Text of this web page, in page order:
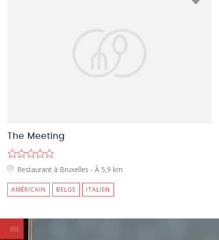
The Meeting
Restaurant à Bruxelles - À 5,9 km
AMÉRICAIN BELGE ITALIEN